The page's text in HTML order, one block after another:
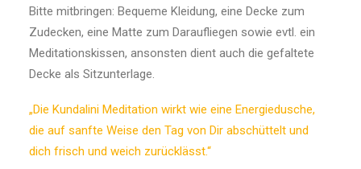
Bitte mitbringen: Bequeme Kleidung, eine Decke zum
Zudecken, eine Matte zum Daraufliegen sowie evtl. ein
Meditationskissen, ansonsten dient auch die gefaltete
Decke als Sitzunterlage.
„Die Kundalini Meditation wirkt wie eine Energiedusche,
die auf sanfte Weise den Tag von Dir abschüttelt und
dich frisch und weich zurücklässt.“